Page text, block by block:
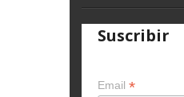
Suscribir
Email *